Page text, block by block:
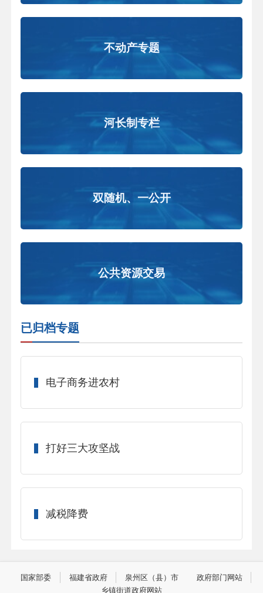
不动产专题
河长制专栏
双随机、一公开
公共资源交易
已归档专题
电子商务进农村
打好三大攻坚战
减税降费
国家部委 福建省政府 泉州区（县）市
政府部门网站
乡镇街道政府网站